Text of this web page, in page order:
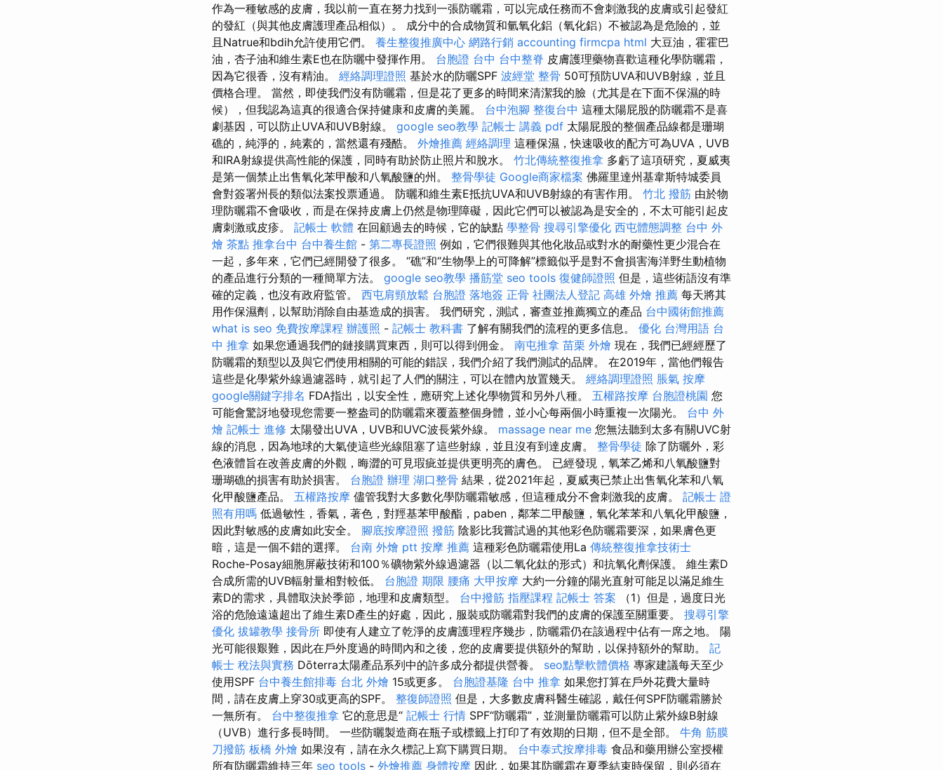
作為一種敏感的皮膚，我以前一直在努力找到一張防曬霜，可以完成任務而不會刺激我的皮膚或引起發紅
的發紅（與其他皮膚護理產品相似）。 成分中的合成物質和氫氧化鋁（氧化鋁）不被認為是危險的，並
且Natrue和bdih允許使用它們。 養生整復推廣中心 網路行銷 accounting firmcpa html 大豆油，霍霍巴
油，杏子油和維生素E也在防曬中發揮作用。 台胞證 台中 台中整脊 皮膚護理藥物喜歡這種化學防曬霜，
因為它很香，沒有精油。 經絡調理證照 基於水的防曬SPF 波經堂 整骨 50可預防UVA和UVB射線，並且
價格合理。 當然，即使我們沒有防曬霜，但是花了更多的時間來清潔我的臉（尤其是在下面不保濕的時
候），但我認為這真的很適合保持健康和皮膚的美麗。 台中泡腳 整復台中 這種太陽屁股的防曬霜不是喜
劇基因，可以防止UVA和UVB射線。 google seo教學 記帳士 講義 pdf 太陽屁股的整個產品線都是珊瑚
礁的，純淨的，純素的，當然還有殘酷。 外燴推薦 經絡調理 這種保濕，快速吸收的配方可為UVA，UVB
和IRA射線提供高性能的保護，同時有助於防止照片和脫水。 竹北傳統整復推拿 多虧了這項研究，夏威夷
是第一個禁止出售氧化苯甲酸和八氧酸鹽的州。 整骨學徒 Google商家檔案 佛羅里達州基韋斯特城委員
會對簽署州長的類似法案投票通過。 防曬和維生素E抵抗UVA和UVB射線的有害作用。 竹北 撥筋 由於物
理防曬霜不會吸收，而是在保持皮膚上仍然是物理障礙，因此它們可以被認為是安全的，不太可能引起皮
膚刺激或皮疹。 記帳士 軟體 在回顧過去的時候，它的缺點 學整骨 搜尋引擎優化 西屯體態調整 台中 外
燴 茶點 推拿台中 台中養生館 - 第二專長證照 例如，它們很難與其他化妝品或對水的耐藥性更少混合在
一起，多年來，它們已經開發了很多。 “礁”和“生物學上的可降解”標籤似乎是對不會損害海洋野生動植物
的產品進行分類的一種簡單方法。 google seo教學 播筋堂 seo tools 復健師證照 但是，這些術語沒有準
確的定義，也沒有政府監管。 西屯肩頸放鬆 台胞證 落地簽 正骨 社團法人登記 高雄 外燴 推薦 每天將其
用作保濕劑，以幫助消除自由基造成的損害。 我們研究，測試，審查並推薦獨立的產品 台中國術館推薦
what is seo 免費按摩課程 辦護照 - 記帳士 教科書 了解有關我們的流程的更多信息。 優化 台灣用語 台
中 推拿 如果您通過我們的鏈接購買東西，則可以得到佣金。 南屯推拿 苗栗 外燴 現在，我們已經經歷了
防曬霜的類型以及與它們使用相關的可能的錯誤，我們介紹了我們測試的品牌。 在2019年，當他們報告
這些是化學紫外線過濾器時，就引起了人們的關注，可以在體內放置幾天。 經絡調理證照 脹氣 按摩
google關鍵字排名 FDA指出，以安全性，應研究上述化學物質和另外八種。 五權路按摩 台胞證桃園 您
可能會驚訝地發現您需要一整盎司的防曬霜來覆蓋整個身體，並小心每兩個小時重複一次陽光。 台中 外
燴 記帳士 進修 太陽發出UVA，UVB和UVC波長紫外線。 massage near me 您無法聽到太多有關UVC射
線的消息，因為地球的大氣使這些光線阻塞了這些射線，並且沒有到達皮膚。 整骨學徒 除了防曬外，彩
色液體旨在改善皮膚的外觀，晦澀的可見瑕疵並提供更明亮的膚色。 已經發現，氧苯乙烯和八氧酸鹽對
珊瑚礁的損害有助於損害。 台胞證 辦理 湖口整骨 結果，從2021年起，夏威夷已禁止出售氧化苯和八氧
化甲酸鹽產品。 五權路按摩 儘管我對大多數化學防曬霜敏感，但這種成分不會刺激我的皮膚。 記帳士 證
照有用嗎 低過敏性，香氣，著色，對羥基苯甲酸酯，paben，鄰苯二甲酸鹽，氧化苯苯和八氧化甲酸鹽，
因此對敏感的皮膚如此安全。 腳底按摩證照 撥筋 陰影比我嘗試過的其他彩色防曬霜要深，如果膚色更
暗，這是一個不錯的選擇。 台南 外燴 ptt 按摩 推薦 這種彩色防曬霜使用La 傳統整復推拿技術士
Roche-Posay細胞屏蔽技術和100％礦物紫外線過濾器（以二氧化鈦的形式）和抗氧化劑保護。 維生素D
合成所需的UVB輻射量相對較低。 台胞證 期限 腰痛 大甲按摩 大約一分鐘的陽光直射可能足以滿足維生
素D的需求，具體取決於季節，地理和皮膚類型。 台中撥筋 指壓課程 記帳士 答案 （1）但是，過度日光
浴的危險遠遠超出了維生素D產生的好處，因此，服裝或防曬霜對我們的皮膚的保護至關重要。 搜尋引擎
優化 拔罐教學 接骨所 即使有人建立了乾淨的皮膚護理程序幾步，防曬霜仍在該過程中佔有一席之地。 陽
光可能很艱難，因此在戶外度過的時間內和之後，您的皮膚要提供額外的幫助，以保持額外的幫助。 記
帳士 稅法與實務 Dōterra太陽產品系列中的許多成分都提供營養。 seo點擊軟體價格 專家建議每天至少
使用SPF 台中養生館排毒 台北 外燴 15或更多。 台胞證基隆 台中 推拿 如果您打算在戶外花費大量時
間，請在皮膚上穿30或更高的SPF。 整復師證照 但是，大多數皮膚科醫生確認，戴任何SPF防曬霜勝於
一無所有。 台中整復推拿 它的意思是“ 記帳士 行情 SPF“防曬霜”，並測量防曬霜可以防止紫外線B射線
（UVB）進行多長時間。 一些防曬製造商在瓶子或標籤上打印了有效期的日期，但不是全部。 牛角 筋膜
刀撥筋 板橋 外燴 如果沒有，請在永久標記上寫下購買日期。 台中泰式按摩排毒 食品和藥用辦公室授權
所有防曬霜維持三年 seo tools - 外燴推薦 身體按摩 因此，如果其防曬霜在夏季結束時保留，則必須在